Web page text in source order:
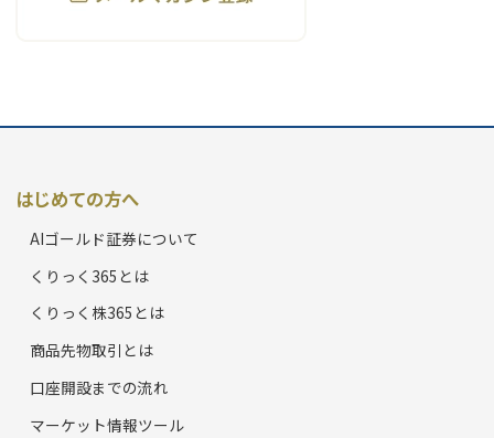
はじめての方へ
AIゴールド証券について
くりっく365とは
くりっく株365とは
商品先物取引とは
口座開設までの流れ
マーケット情報ツール